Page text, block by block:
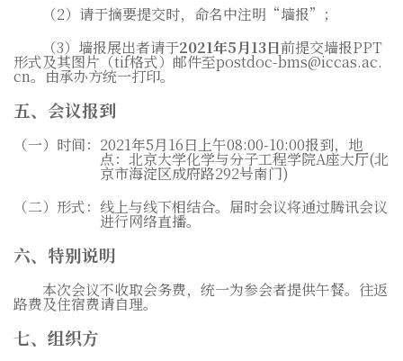
（2）请于摘要提交时，命名中注明“墙报”；
（3）墙报展出者请于2021年5月13日前提交墙报PPT
形式及其图片（tif格式）邮件至postdoc-bms@iccas.ac.
cn。由承办方统一打印。
五、会议报到
（一）时间： 2021年5月16日上午08:00-10:00报到，地
点：北京大学化学与分子工程学院A座大厅(北
京市海淀区成府路292号南门)
（二）形式：线上与线下相结合。届时会议将通过腾讯会议
进行网络直播。
六、特别说明
本次会议不收取会务费，统一为参会者提供午餐。往返
路费及住宿费请自理。
七、组织方